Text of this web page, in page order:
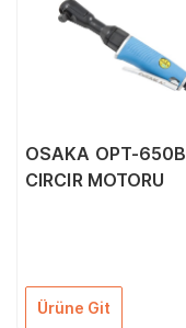
OSAKA OPT-
CIRCIR MOTORU
Ürüne Git